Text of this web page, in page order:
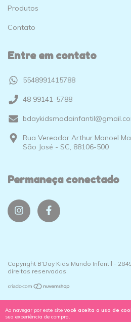
Ao navegar por este site você aceita o uso de
sua experiência de compra.
Produtos
Contato
Entre em contato
5548991415788
48 99141-5788
Rua Vereador Arthur Manoel
São José - SC, 88106-500
Permaneça conectado
Copyright B'Day Kids Mundo Infantil -
direitos reservados.